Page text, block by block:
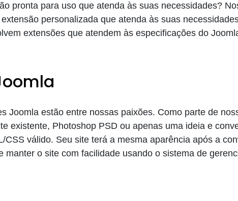
pronta para uso que atenda às suas necessidades?
personalizada que atenda às suas
extensões que atendem às especificações do
Joomla estão entre nossas paixões. Como parte de
existente, Photoshop PSD ou apenas uma ideia e
válido. Seu site terá a mesma aparência após a
o site com facilidade usando o sistema de